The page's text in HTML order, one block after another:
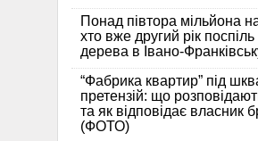
Понад півтора мільйона
хто вже другий рік поспіль
дерева в Івано-
“Фабрика квартир” під
претензій: що
та як відповідає власник
(ФОТО)